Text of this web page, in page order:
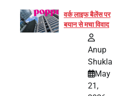
वर्क लाइफ बैलेंस पर
बयान से मचा विवाद
Anup
Shukla
May
21,